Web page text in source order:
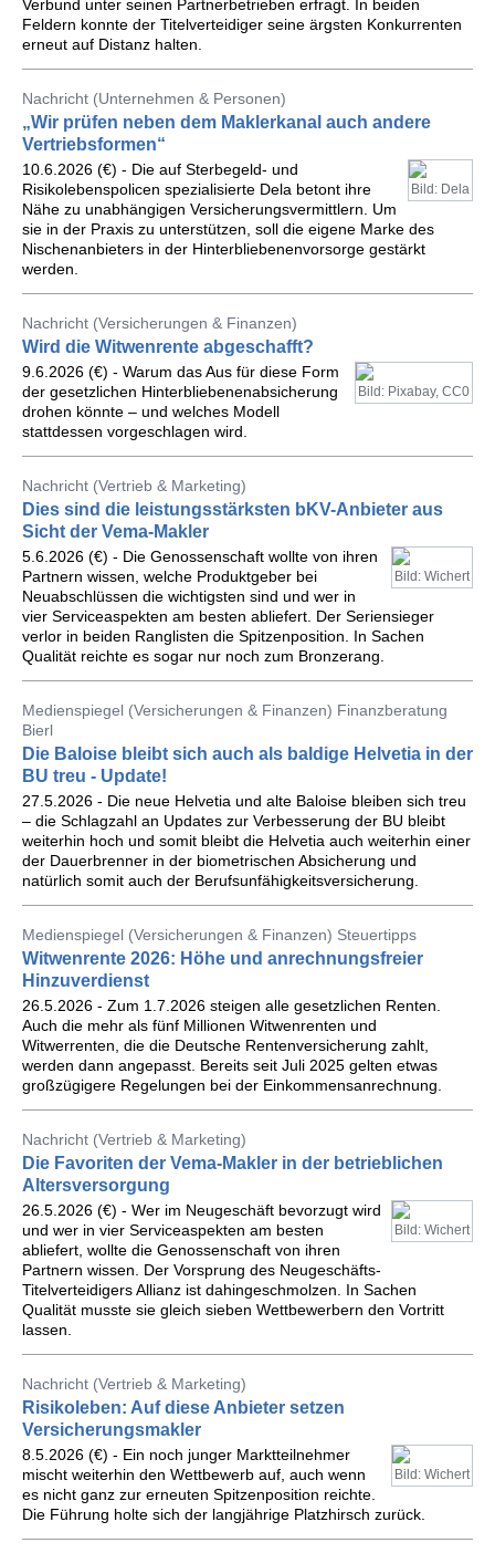
Verbund unter seinen Partnerbetrieben erfragt. In beiden
Feldern konnte der Titelverteidiger seine ärgsten Konkurrenten
erneut auf Distanz halten.
Nachricht (Unternehmen & Personen)
„Wir prüfen neben dem Maklerkanal auch andere
Vertriebsformen“
Bild: Dela
10.6.2026 (€) - Die auf Sterbegeld- und
Risikolebenspolicen spezialisierte Dela betont ihre
Nähe zu unabhängigen Versicherungsvermittlern. Um
sie in der Praxis zu unterstützen, soll die eigene Marke des
Nischenanbieters in der Hinterbliebenenvorsorge gestärkt
werden.
Nachricht (Versicherungen & Finanzen)
Wird die Witwenrente abgeschafft?
Bild: Pixabay, CC0
9.6.2026 (€) - Warum das Aus für diese Form
der gesetzlichen Hinterbliebenenabsicherung
drohen könnte – und welches Modell
stattdessen vorgeschlagen wird.
Nachricht (Vertrieb & Marketing)
Dies sind die leistungsstärksten bKV-Anbieter aus
Sicht der Vema-Makler
Bild: Wichert
5.6.2026 (€) - Die Genossenschaft wollte von ihren
Partnern wissen, welche Produktgeber bei
Neuabschlüssen die wichtigsten sind und wer in
vier Serviceaspekten am besten abliefert. Der Seriensieger
verlor in beiden Ranglisten die Spitzenposition. In Sachen
Qualität reichte es sogar nur noch zum Bronzerang.
Medienspiegel (Versicherungen & Finanzen) Finanzberatung
Bierl
Die Baloise bleibt sich auch als baldige Helvetia in der
BU treu - Update!
27.5.2026 - Die neue Helvetia und alte Baloise bleiben sich treu
– die Schlagzahl an Updates zur Verbesserung der BU bleibt
weiterhin hoch und somit bleibt die Helvetia auch weiterhin einer
der Dauerbrenner in der biometrischen Absicherung und
natürlich somit auch der Berufsunfähigkeitsversicherung.
Medienspiegel (Versicherungen & Finanzen) Steuertipps
Witwenrente 2026: Höhe und anrechnungsfreier
Hinzuverdienst
26.5.2026 - Zum 1.7.2026 steigen alle gesetzlichen Renten.
Auch die mehr als fünf Millionen Witwenrenten und
Witwerrenten, die die Deutsche Rentenversicherung zahlt,
werden dann angepasst. Bereits seit Juli 2025 gelten etwas
großzügigere Regelungen bei der Einkommensanrechnung.
Nachricht (Vertrieb & Marketing)
Die Favoriten der Vema-Makler in der betrieblichen
Altersversorgung
Bild: Wichert
26.5.2026 (€) - Wer im Neugeschäft bevorzugt wird
und wer in vier Serviceaspekten am besten
abliefert, wollte die Genossenschaft von ihren
Partnern wissen. Der Vorsprung des Neugeschäfts-
Titelverteidigers Allianz ist dahingeschmolzen. In Sachen
Qualität musste sie gleich sieben Wettbewerbern den Vortritt
lassen.
Nachricht (Vertrieb & Marketing)
Risikoleben: Auf diese Anbieter setzen
Versicherungsmakler
Bild: Wichert
8.5.2026 (€) - Ein noch junger Marktteilnehmer
mischt weiterhin den Wettbewerb auf, auch wenn
es nicht ganz zur erneuten Spitzenposition reichte.
Die Führung holte sich der langjährige Platzhirsch zurück.